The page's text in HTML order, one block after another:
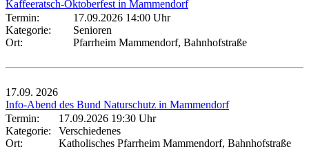
Kaffeeratsch-Oktoberfest in Mammendorf
Termin:
17.09.2026 14:00 Uhr
Kategorie:
Senioren
Ort:
Pfarrheim Mammendorf, Bahnhofstraße
17.09. 2026
Info-Abend des Bund Naturschutz in Mammendorf
Termin:
17.09.2026 19:30 Uhr
Kategorie:
Verschiedenes
Ort:
Katholisches Pfarrheim Mammendorf, Bahnhofstraße